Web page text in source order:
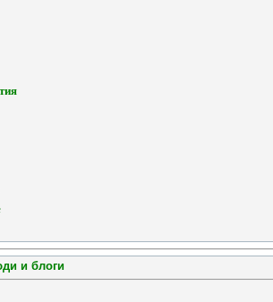
и блоги